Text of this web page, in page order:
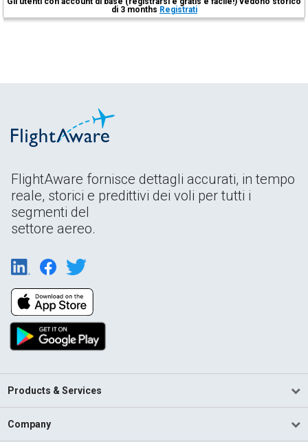
di 3 months Registrati
FlightAware fornisce dettagli accurati, in tempo
reale, storici e predittivi dei voli per tutti i
segmenti del
settore aereo.
Products & Services
Company